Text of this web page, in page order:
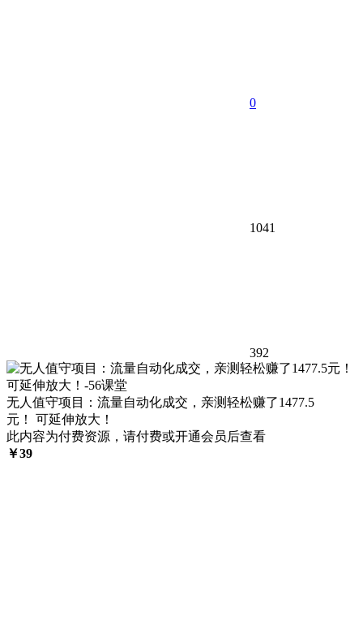
0
1041
392
无人值守项目：流量自动化成交，亲测轻松赚了1477.5
元！ 可延伸放大！
此内容为付费资源，请付费或开通会员后查看
￥39